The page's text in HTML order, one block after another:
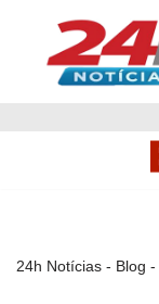
Pular
24h Notícias - Blog -